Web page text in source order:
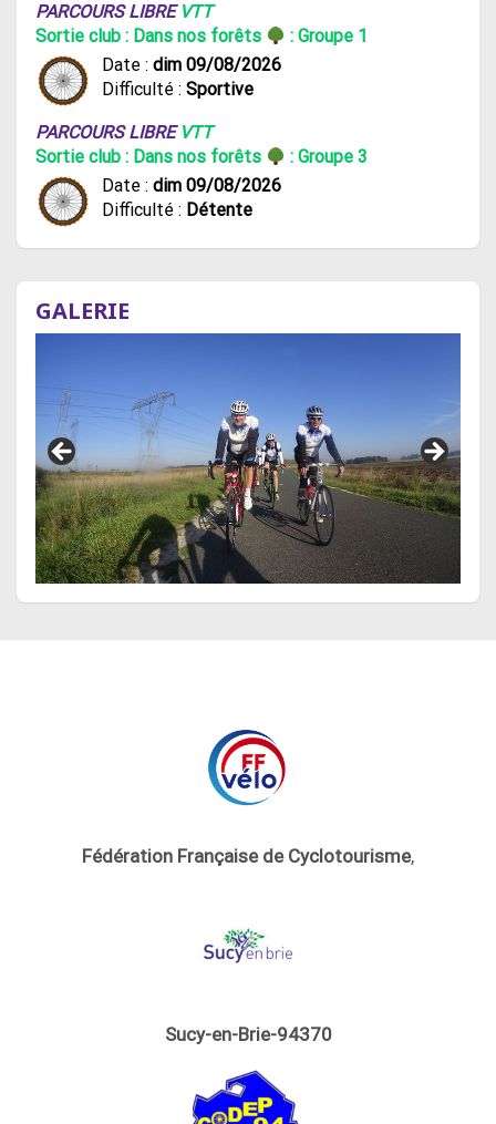
PARCOURS LIBRE VTT
Sortie club : Dans nos forêts
: Groupe 1
Date : dim 09/08/2026
Difficulté : Sportive
PARCOURS LIBRE VTT
Sortie club : Dans nos forêts
: Groupe 3
Date : dim 09/08/2026
Difficulté : Détente
GALERIE
Fédération Française de Cyclotourisme,
Sucy-en-Brie-94370